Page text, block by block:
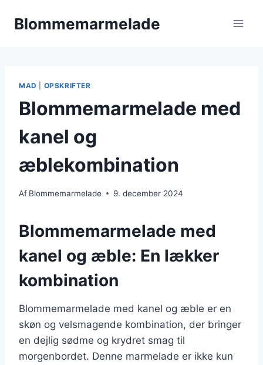
Blommemarmelade
MAD OPSKRIFTER
Blommemarmelade med
kanel og
æblekombination
Af Blommemarmelade 9. december 2024
Blommemarmelade med
kanel og æble: En lækker
kombination
Blommemarmelade med kanel og æble er en
skøn og velsmagende kombination, der bringer
en dejlig sødme og krydret smag til
morgenbordet. Denne marmelade er ikke kun